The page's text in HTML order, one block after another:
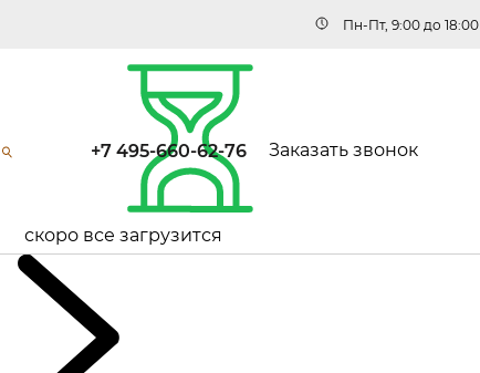
Пн-Пт, 9:00 до 18:00
скоро все загрузится
+7 495-660-62-76 Заказать звонок